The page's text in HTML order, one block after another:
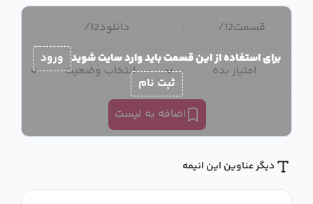
قسمت12
/ دانلود12
/
امتیاز بده انتخاب وضعیت
اضافه به لیست
برای استفاده از این قسمت باید وارد سایت شوید ورود
ثبت نام
دیگر عناوین این انیمه